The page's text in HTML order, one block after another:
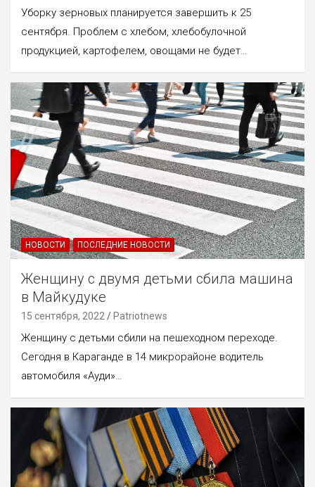
Уборку зерновых планируется завершить к 25
сентября. Проблем с хлебом, хлебобулочной
продукцией, картофелем, овощами не будет…
НОВОСТИ ПОСЛЕДНИЕ НОВОСТИ
Женщину с двумя детьми сбила машина
в Майкудуке
15 сентября, 2022 Patriotnews
Женщину с детьми сбили на пешеходном переходе.
Сегодня в Караганде в 14 микрорайоне водитель
автомобиля «Ауди»…